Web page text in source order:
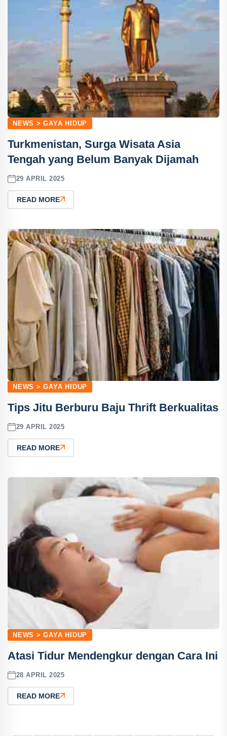
NEWS > GAYA HIDUP
Turkmenistan, Surga Wisata Asia
Tengah yang Belum Banyak Dijamah
29 APRIL 2025
READ MORE
NEWS > GAYA HIDUP
Tips Jitu Berburu Baju Thrift Berkualitas
29 APRIL 2025
READ MORE
NEWS > GAYA HIDUP
Atasi Tidur Mendengkur dengan Cara Ini
28 APRIL 2025
READ MORE